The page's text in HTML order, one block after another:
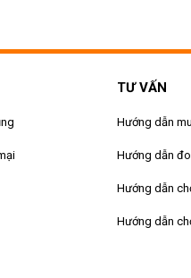
TƯ VẤN
Hướng dẫn
Hướng dẫn
Hướng dẫn
Hướng dẫn